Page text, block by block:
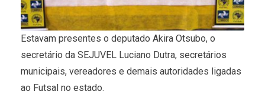
Estavam presentes o deputado Akira Otsubo, o
secretário da SEJUVEL Luciano Dutra, secretários
municipais, vereadores e demais autoridades ligadas
ao Futsal no estado.